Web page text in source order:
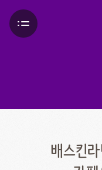
배스킨